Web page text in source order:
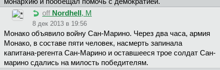
монархию и пообещал помочь с демократией.
off Nordhell , М
8 дек 2013 в 19:56
Монако объявило войну Сан-Марино. Через два часа, армия
Монако, в составе пяти человек, насмерть запинала
капитана-регента Сан-Марино и оставшееся трое солдат Сан-
марино сдались на милость победителям.